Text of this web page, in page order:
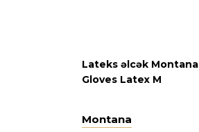
Lateks əlcək Montana
Gloves Latex M
Montana